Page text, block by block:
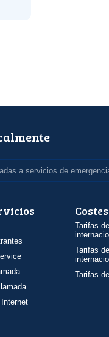
a servicios de
Costes
Tarifas
Tarifas
Tarifas